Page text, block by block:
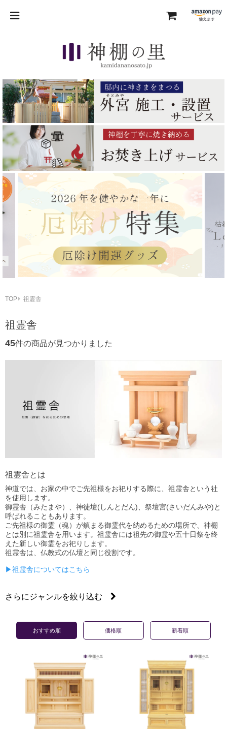
TOP 祖霊舎
祖霊舎
45件の商品が見つかりました
祖霊舎とは
神道では、お家の中でご先祖様をお祀りする際に、祖霊舎という社
を使用します。
御霊舎（みたまや）、神徒壇(しんとだん)、祭壇宮(さいだんみや)と
呼ばれることもあります。
ご先祖様の御霊（魂）が鎮まる御霊代を納めるための場所で、神棚
とは別に祖霊舎を用います。祖霊舎には祖先の御霊や五十日祭を終
えた新しい御霊をお祀りします。
祖霊舎は、仏教式の仏壇と同じ役割です。
▶祖霊舎についてはこちら
さらにジャンルを絞り込む
小型祖霊舎/御霊舎
上置き祖霊舎
台付き大型祖霊舎
御霊/霊璽
祭壇
おすすめ順 価格順 新着順